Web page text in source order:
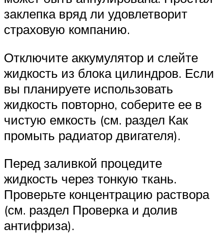
заклепка вряд ли удовлетворит
страховую компанию.
Отключите аккумулятор и слейте
жидкость из блока цилиндров. Если
вы планируете использовать
жидкость повторно, соберите ее в
чистую емкость (см. раздел Как
промыть радиатор двигателя).
Перед заливкой процедите
жидкость через тонкую ткань.
Проверьте концентрацию раствора
(см. раздел Проверка и долив
антифриза).